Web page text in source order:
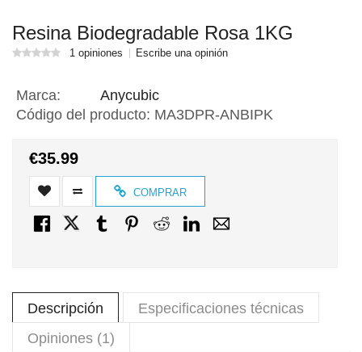
Resina Biodegradable Rosa 1KG
1 opiniones Escribe una opinión
Marca:
Anycubic
Código del producto: MA3DPR-ANBIPK
€35.99
COMPRAR
Descripción
Especificaciones técnicas
Opiniones (1)